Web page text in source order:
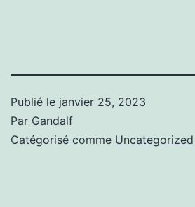
Publié le janvier 25, 2023
Par Gandalf
Catégorisé comme Uncategorized